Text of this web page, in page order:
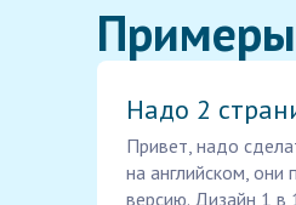
Надо 2
Привет, надо
на английском, они
версию. Дизайн 1 в